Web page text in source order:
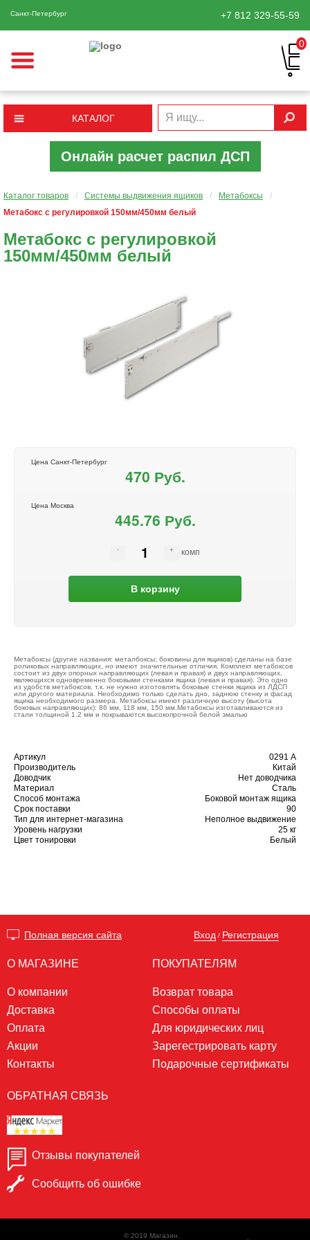
Санкт-Петербург +7 812 329-55-59
0
КАТАЛОГ
Онлайн расчет распил ДСП
Каталог товаров / Системы выдвижения ящиков / Метабоксы
/
Метабокс с регулировкой 150мм/450мм белый
Метабокс с регулировкой
150мм/450мм белый
Цена Санкт-Петербург
470 Руб.
Цена Москва
445.76 Руб.
комп
В корзину
Метабоксы (другие названия: металбоксы; боковины для ящиков) сделаны на базе
роликовых направляющих, но имеют значительные отличия. Комплект метабоксов
состоит из двух опорных направляющих (левая и правая) и двух направляющих,
являющихся одновременно боковыми стенками ящика (левая и правая). Это одно
из удобств метабоксов, т.к. не нужно изготовлять боковые стенки ящика из ЛДСП
или другого материала. Необходимо только сделать дно, заднюю стенку и фасад
ящика необходимого размера. Метабоксы имеют различную высоту (высота
боковых направляющих): 86 мм, 118 мм, 150 мм.Метабоксы изготавливаются из
стали толщиной 1.2 мм и покрываются высокопрочной белой эмалью
Артикул
0291 А
Производитель
Китай
Доводчик
Нет доводчика
Материал
Сталь
Способ монтажа
Боковой монтаж ящика
Срок поставки
90
Тип для интернет-магазина
Неполное выдвижение
Уровень нагрузки
25 кг
Цвет тонировки
Белый
Полная версия сайта Вход / Регистрация
О МАГАЗИНЕ
О компании
Доставка
Оплата
Акции
Контакты
ПОКУПАТЕЛЯМ
Возврат товара
Способы оплаты
Для юридических лиц
Зарегестрировать карту
Подарочные сертификаты
ОБРАТНАЯ СВЯЗЬ
Отзывы покупателей
Сообщить об ошибке
© 2019 Магазин.